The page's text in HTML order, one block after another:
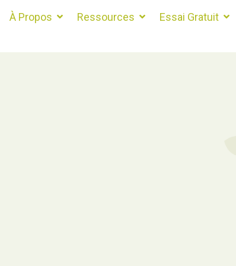
À Propos Ressources Essai Gratuit